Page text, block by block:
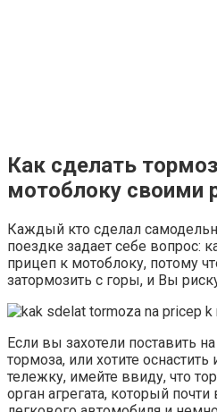
Как сделать
мотоблоку своими
Каждый кто сделал
поездке задает себе вопрос:
прицеп к мотоблоку, потому
затормозить с горы, и Вы
Если вы захотели поставить
тормоза, или хотите
тележку, имейте ввиду, что
орган агрегата, который почти